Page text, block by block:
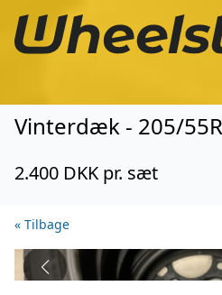
2.400 DKK pr. sæt
« Tilbage